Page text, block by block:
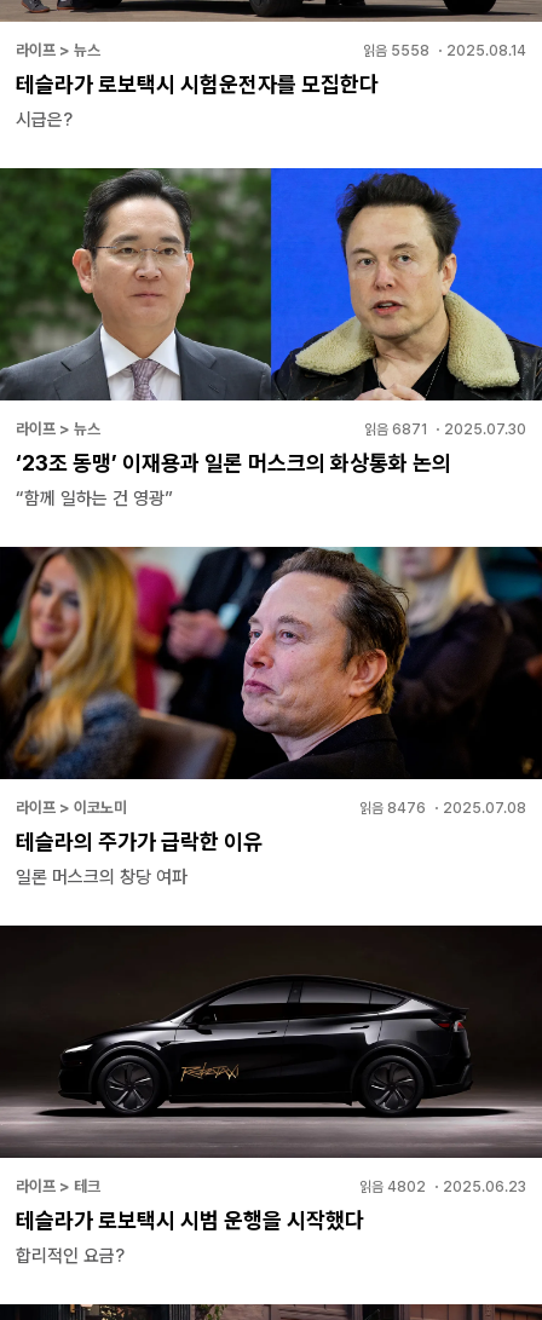
라이프 > 뉴스 읽음 5558 ・ 2025.08.14
테슬라가 로보택시 시험운전자를 모집한다
시급은?
라이프 > 뉴스 읽음 6871 ・ 2025.07.30
‘23조 동맹’ 이재용과 일론 머스크의 화상통화 논의
“함께 일하는 건 영광”
라이프 > 이코노미 읽음 8476 ・ 2025.07.08
테슬라의 주가가 급락한 이유
일론 머스크의 창당 여파
라이프 > 테크 읽음 4802 ・ 2025.06.23
테슬라가 로보택시 시범 운행을 시작했다
합리적인 요금?